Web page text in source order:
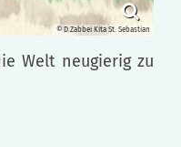
© D.Zabbei Kita St. Sebastian
Welt neugierig zu